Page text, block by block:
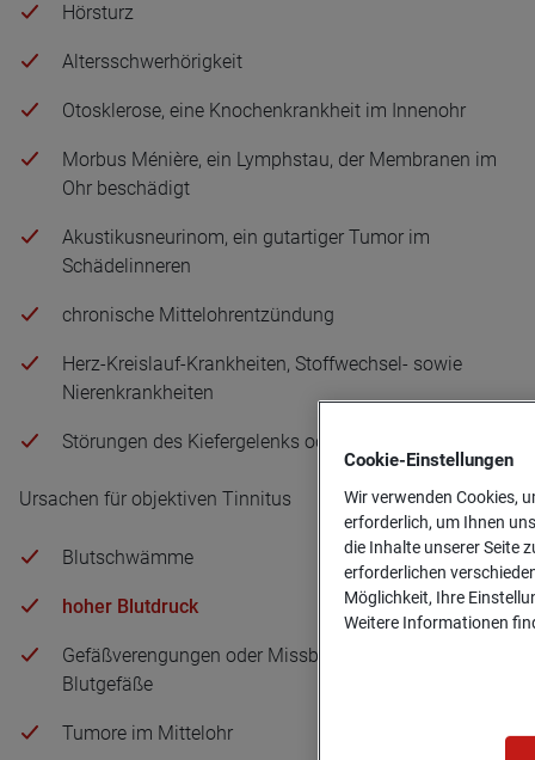
Hörsturz
Altersschwerhörigkeit
Otosklerose, eine Knochenkrankheit im Innenohr
Morbus Ménière, ein Lymphstau, der Membranen im
Ohr beschädigt
Akustikusneurinom, ein gutartiger Tumor im
Schädelinneren
chronische Mittelohrentzündung
Herz-Kreislauf-Krankheiten, Stoffwechsel- sowie
Nierenkrankheiten
Störungen des Kiefergelenks oder der Halswirbelsäule
Ursachen für objektiven Tinnitus
Blutschwämme
hoher Blutdruck
Gefäßverengungen oder Missbildungen der
Blutgefäße
Tumore im Mittelohr
Cookie-­Einstellungen
Wir verwenden Cookies,
erforderlich, um Ihnen
die Inhalte unserer Seite
erforderlichen
Möglichkeit, Ihre
Weitere Informationen